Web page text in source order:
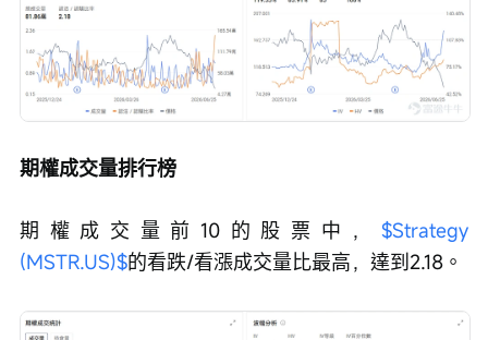
期權成交量排行榜
期權成交量前10的股票中， $Strategy
(MSTR.US)$的看跌/看漲成交量比最高，達到2.18。